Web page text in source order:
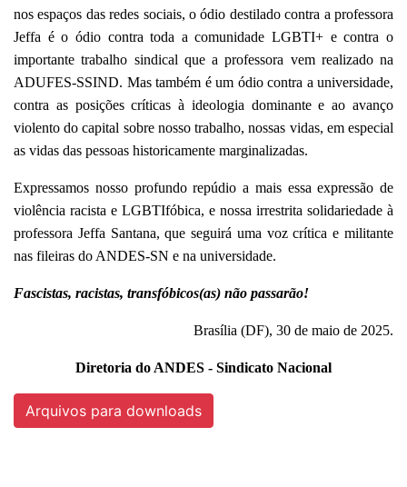
nos espaços das redes sociais, o ódio destilado contra a professora
Jeffa é o ódio contra toda a comunidade LGBTI+ e contra o
importante trabalho sindical que a professora vem realizado na
ADUFES-SSIND. Mas também é um ódio contra a universidade,
contra as posições críticas à ideologia dominante e ao avanço
violento do capital sobre nosso trabalho, nossas vidas, em especial
as vidas das pessoas historicamente marginalizadas.
Expressamos nosso profundo repúdio a mais essa expressão de
violência racista e LGBTIfóbica, e nossa irrestrita solidariedade à
professora Jeffa Santana, que seguirá uma voz crítica e militante
nas fileiras do ANDES-SN e na universidade.
Fascistas, racistas, transfóbicos(as) não passarão!
Brasília (DF), 30 de maio de 2025.
Diretoria do ANDES - Sindicato Nacional
Arquivos para downloads